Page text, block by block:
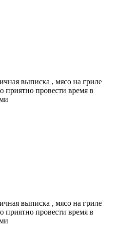
выписка , мясо на гриле
приятно провести время в
выписка , мясо на гриле
приятно провести время в